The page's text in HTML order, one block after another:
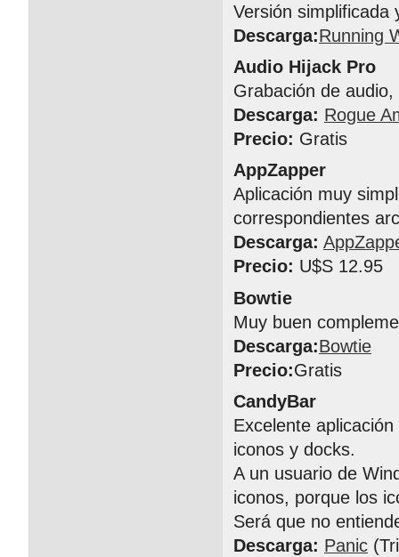
Versión simplificada
Descarga:Running
Audio Hijack Pro
Grabación de
Descarga: Rogue
Precio: Gratis
AppZapper
Aplicación muy
correspondientes
Descarga:
Precio: U$S 12.95
Bowtie
Muy buen
Descarga:Bowtie
Precio:Gratis
CandyBar
Excelente
iconos y docks.
A un usuario de
iconos, porque los
Será que no
Descarga: Panic